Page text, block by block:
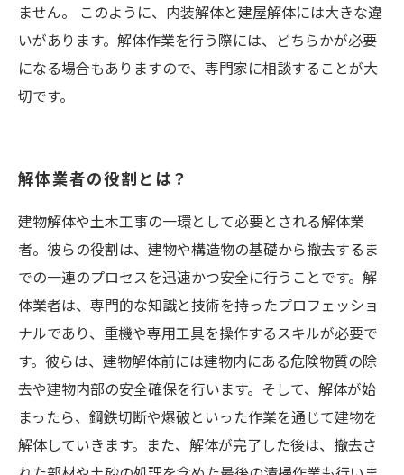
ません。 このように、内装解体と建屋解体には大きな違
いがあります。解体作業を行う際には、どちらかが必要
になる場合もありますので、専門家に相談することが大
切です。
解体業者の役割とは？
建物解体や土木工事の一環として必要とされる解体業
者。彼らの役割は、建物や構造物の基礎から撤去するま
での一連のプロセスを迅速かつ安全に行うことです。解
体業者は、専門的な知識と技術を持ったプロフェッショ
ナルであり、重機や専用工具を操作するスキルが必要で
す。彼らは、建物解体前には建物内にある危険物質の除
去や建物内部の安全確保を行います。そして、解体が始
まったら、鋼鉄切断や爆破といった作業を通じて建物を
解体していきます。また、解体が完了した後は、撤去さ